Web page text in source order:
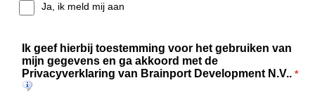
Ja, ik meld mij aan
Ik geef hierbij toestemming voor het gebruiken van
mijn gegevens en ga akkoord met de
Privacyverklaring van Brainport Development N.V.. *